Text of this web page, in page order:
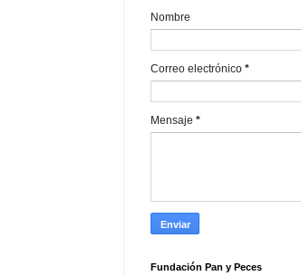
Nombre
Correo electrónico *
Mensaje *
Fundación Pan y Peces